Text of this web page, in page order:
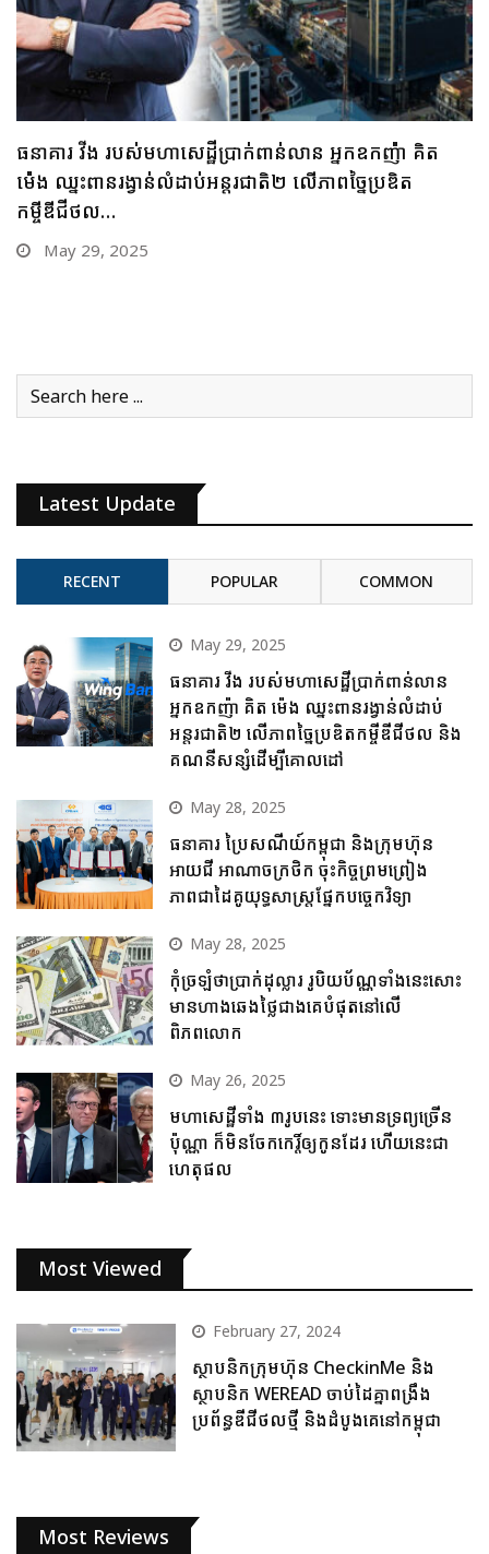
ធនាគារ ប្រៃសណីយ៍កម្ពុជា និងក្រុមហ៊ុន អាយជី អាណា
ចក្រថិក ចុះកិច្ចព្រមព្រៀងភាពជាដៃគូយុទ្ធសាស្ត្រផ្នែកបច្ចេកវិទ្យា
May 28, 2025
Latest Update
RECENT POPULAR COMMON
May 29, 2025
ធនាគារ វីង របស់មហាសេដ្ឋីប្រាក់ពាន់លាន
អ្នកឧកញ៉ា គិត ម៉េង ឈ្នះពានរង្វាន់លំដាប់
អន្តរជាតិ២ លើភាពច្នៃប្រឌិតកម្ចីឌីជីថល និង
គណនីសន្សំដើម្បីគោលដៅ
May 28, 2025
ធនាគារ ប្រៃសណីយ៍កម្ពុជា និងក្រុមហ៊ុន
អាយជី អាណាចក្រថិក ចុះកិច្ចព្រមព្រៀង
ភាពជាដៃគូយុទ្ធសាស្ត្រផ្នែកបច្ចេកវិទ្យា
May 28, 2025
កុំច្រឡំថាប្រាក់ដុល្លារ រូបិយប័ណ្ណទាំងនេះសោះ
មានហាងឆេងថ្លៃជាងគេបំផុតនៅលើ
ពិភពលោក
May 26, 2025
មហាសេដ្ឋីទាំង ៣រូបនេះ ទោះមានទ្រព្យច្រើន
ប៉ុណ្ណា ក៏មិនចែកកេរ្តិ៍ឲ្យកូនដែរ ហើយនេះជា
ហេតុផល
Most Viewed
February 27, 2024
ស្ថាបនិកក្រុមហ៊ុន CheckinMe និង
ស្ថាបនិក WEREAD ចាប់ដៃគ្នាពង្រឹង
ប្រព័ន្ធឌីជីថលថ្មី និងដំបូងគេនៅកម្ពុជា
Most Reviews